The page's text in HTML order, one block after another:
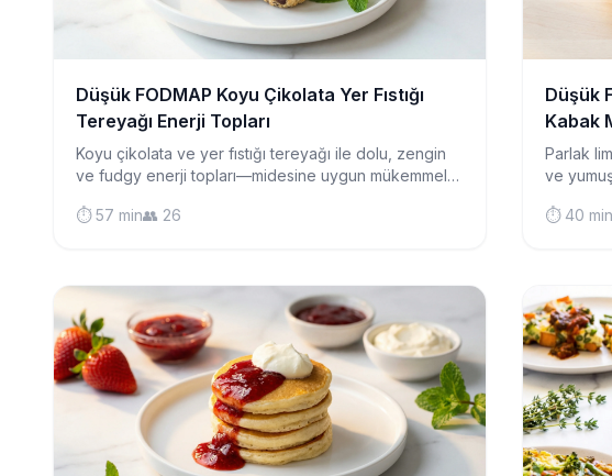
Düşük FODMAP Koyu Çikolata Yer Fıstığı
Tereyağı Enerji Topları
Koyu çikolata ve yer fıstığı tereyağı ile dolu, zengin
ve fudgy enerji topları—midesine uygun mükemmel
enerjinizi artırır.
⏱️ 57 min👥 26
Düşük
Kabak
Parlak
ve
⏱️ 40 min